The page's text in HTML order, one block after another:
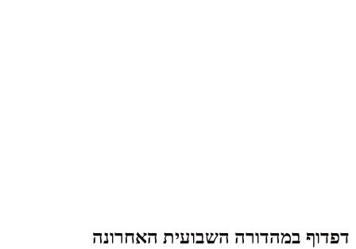
דפדוף במהדורה השבועית האחרונה